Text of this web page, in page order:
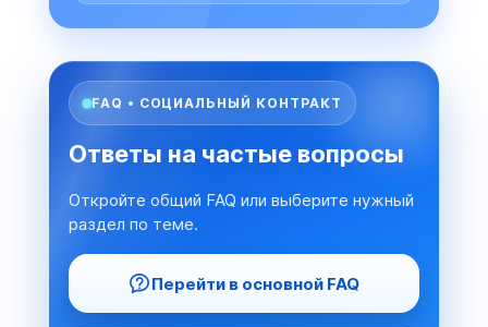
FAQ • СОЦИАЛЬНЫЙ КОНТРАКТ
Ответы на частые вопросы
Откройте общий FAQ или выберите нужный
раздел по теме.
Перейти в основной FAQ